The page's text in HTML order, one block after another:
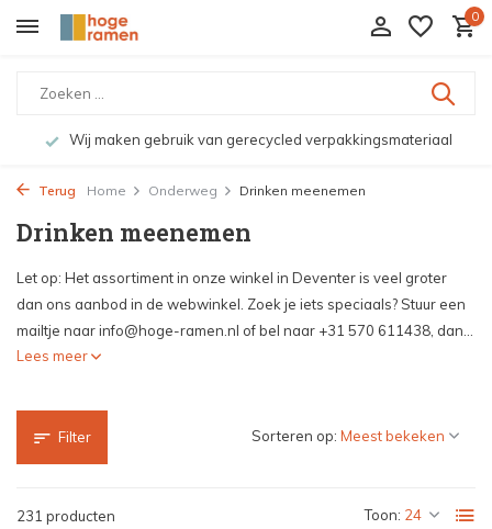
0
gerecycled verpakkingsmateriaal Bekijk de producten
Terug Home Onderweg Drinken meenemen
Drinken meenemen
Let op: Het assortiment in onze winkel in Deventer is veel groter
dan ons aanbod in de webwinkel. Zoek je iets speciaals? Stuur een
mailtje naarinfo@hoge-ramen.nl of bel naar +31 570 611438, dan...
Lees meer
Filter
231 producten Toon:
Sorteren op: